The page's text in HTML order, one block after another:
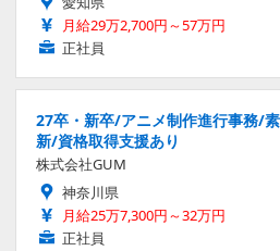
月給29万2,700円～57万円
正社員
27卒・新卒/アニメ制作進行事務/
新/資格取得支援あり
株式会社GUM
神奈川県
月給25万7,300円～32万円
正社員